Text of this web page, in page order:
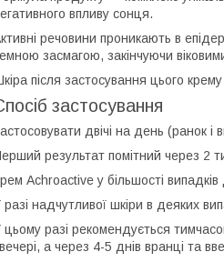
впливу сонця.
речовини проникають в
засмагою, закінчуючи
після застосування цього
застосування
двічі на день (ранок і
результат помітний через 2
Achroactive у більшості
разі надчутливої шкіри в деяких
цьому разі рекомендується
а через 4-5 днів вранці та